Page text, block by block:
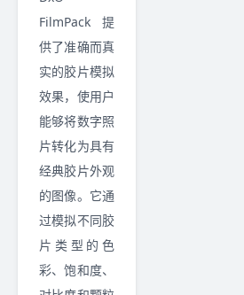
FilmPack 提
供了准确而真
实的胶片模拟
效果，使用户
能够将数字照
片转化为具有
经典胶片外观
的图像。它通
过模拟不同胶
片类型的色
彩、饱和度、